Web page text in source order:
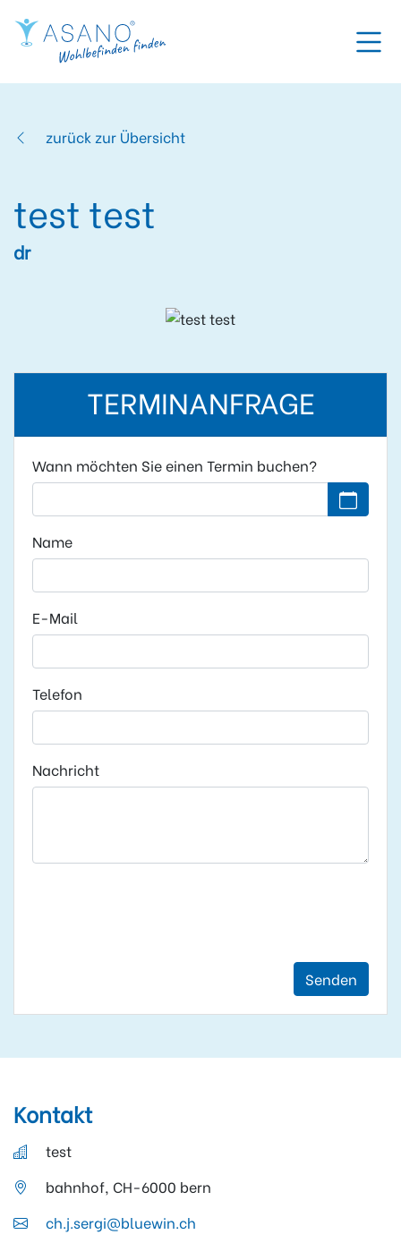
zurück zur Übersicht
test test
dr
TERMINANFRAGE
Wann möchten Sie einen Termin buchen?
Kein
Name
E-Mail
Telefon
Nachricht
Senden
Kontakt
test
bahnhof, CH-6000 bern
ch.j.sergi@bluewin.ch